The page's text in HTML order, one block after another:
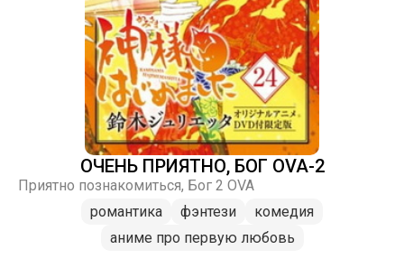
ОЧЕНЬ ПРИЯТНО, БОГ OVA-2
Приятно познакомиться, Бог 2 OVA
романтика
фэнтези
комедия
аниме про первую любовь